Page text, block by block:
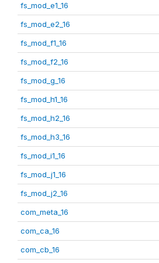
fs_mod_e1_16
fs_mod_e2_16
fs_mod_f1_16
fs_mod_f2_16
fs_mod_g_16
fs_mod_h1_16
fs_mod_h2_16
fs_mod_h3_16
fs_mod_i1_16
fs_mod_j1_16
fs_mod_j2_16
com_meta_16
com_ca_16
com_cb_16